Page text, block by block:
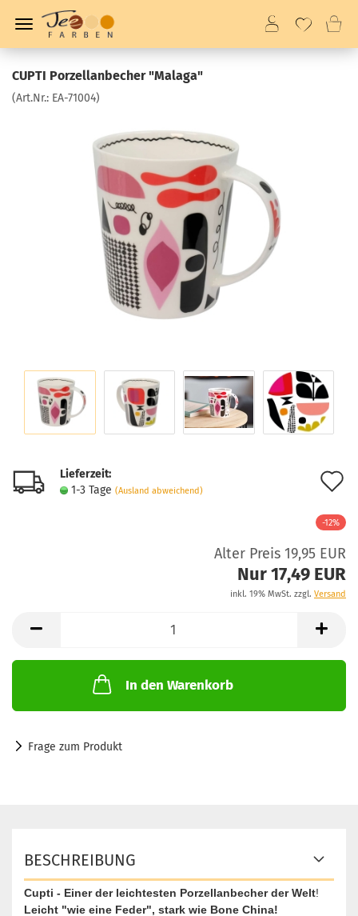
CUPTI Porzellanbecher "Malaga"
(Art.Nr.: EA-71004)
Lieferzeit:
1-3 Tage (Ausland abweichend)
-12%
Alter Preis 19,95 EUR
Nur 17,49 EUR
inkl. 19% MwSt. zzgl. Versand
In den Warenkorb
Frage zum Produkt
BESCHREIBUNG
Cupti - Einer der leichtesten Porzellanbecher der Welt!
Leicht "wie eine Feder", stark wie Bone China!